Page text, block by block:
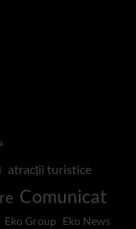
atracții turistice
Comunicat
Eko Group Eko News